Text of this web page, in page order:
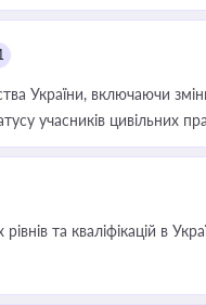
України, включаючи
учасників цивільних
та кваліфікацій в